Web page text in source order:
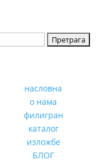
насловна
о нама
филигран
каталог
изложбе
БЛОГ